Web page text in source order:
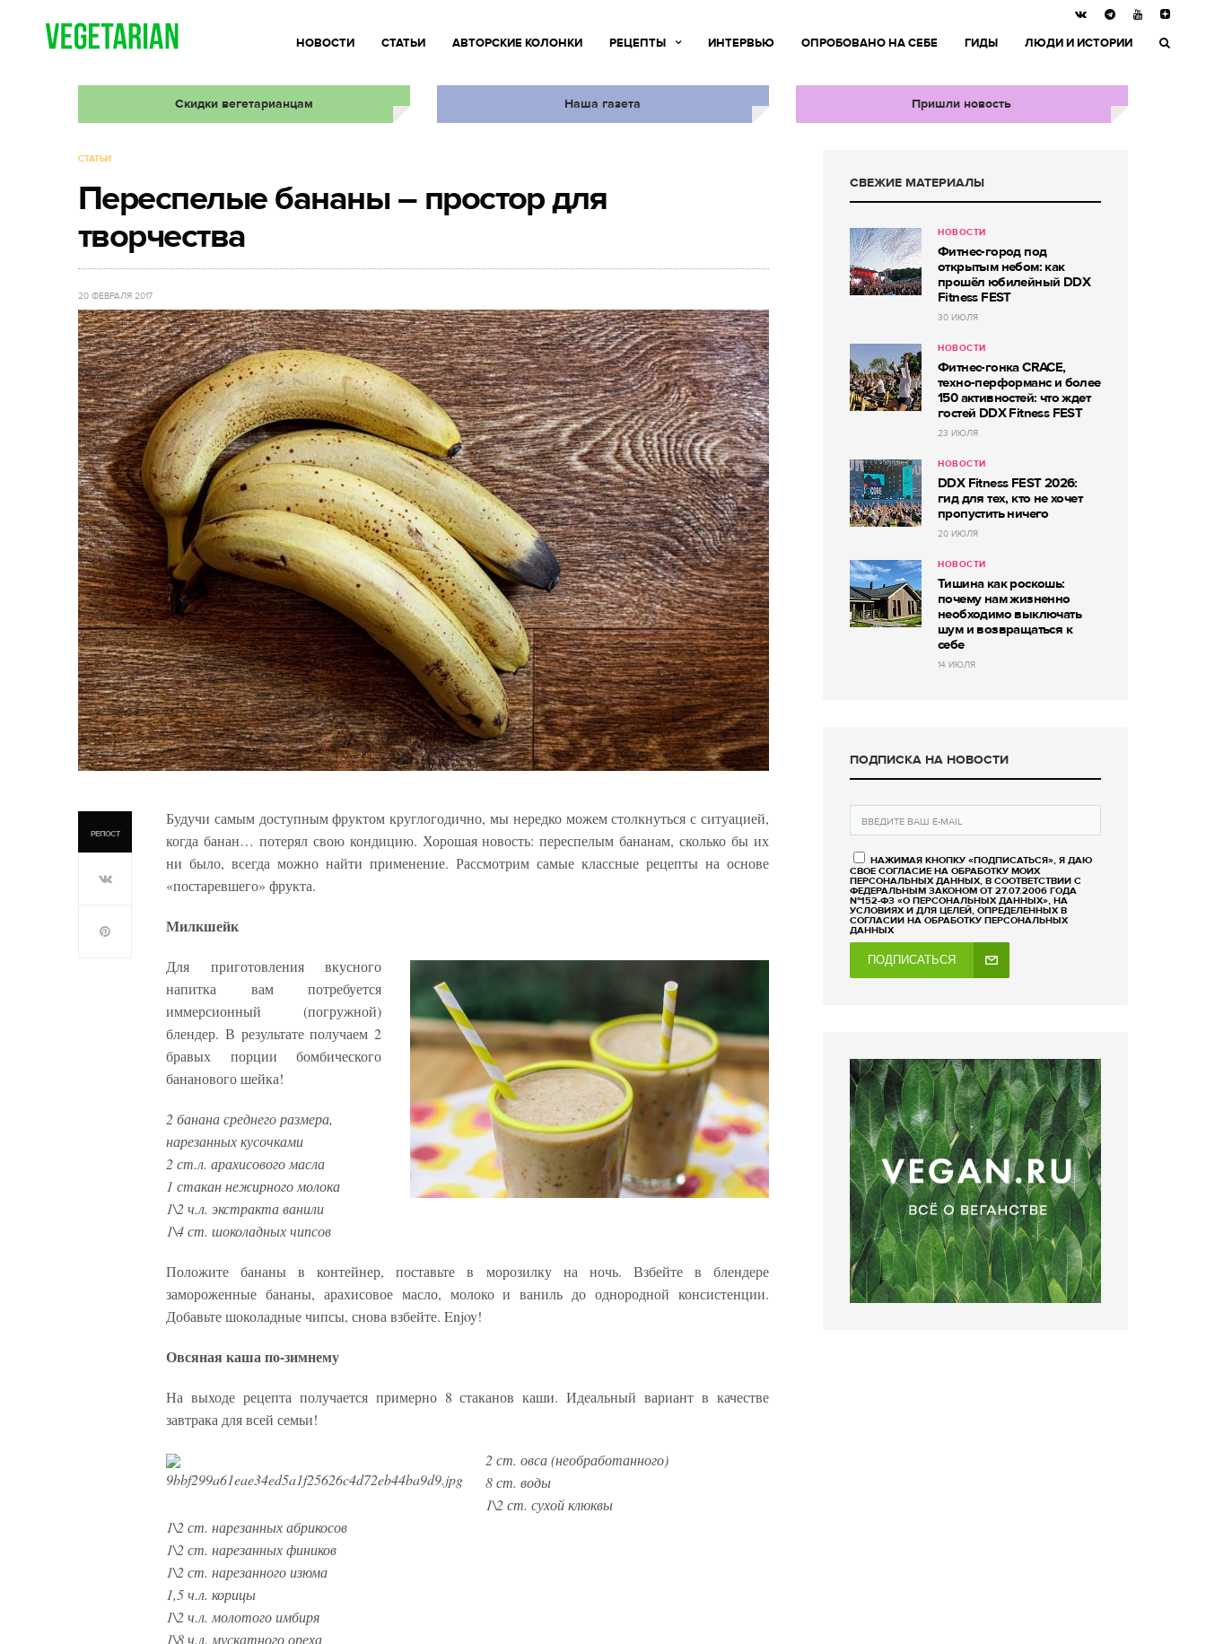
НОВОСТИ СТАТЬИ АВТОРСКИЕ КОЛОНКИ РЕЦЕПТЫ ИНТЕРВЬЮ ОПРОБОВАНО НА СЕБЕ ГИДЫ ЛЮДИ И ИСТОРИИ
Скидки вегетарианцам Наша газета Пришли новость
СТАТЬИ
Переспелые бананы – простор для
творчества
20 ФЕВРАЛЯ 2017
РЕПОСТ
Будучи самым доступным фруктом круглогодично, мы нередко можем столкнуться с ситуацией,
когда банан… потерял свою кондицию. Хорошая новость: переспелым бананам, сколько бы их
ни было, всегда можно найти применение. Рассмотрим самые классные рецепты на основе
«постаревшего» фрукта.
Милкшейк
Для приготовления вкусного
напитка вам потребуется
иммерсионный (погружной)
блендер. В результате получаем 2
бравых порции бомбического
бананового шейка!
2 банана среднего размера,
нарезанных кусочками
2 ст.л. арахисового масла
1 стакан нежирного молока
1\2 ч.л. экстракта ванили
1\4 ст. шоколадных чипсов
Положите бананы в контейнер, поставьте в морозилку на ночь. Взбейте в блендере
замороженные бананы, арахисовое масло, молоко и ваниль до однородной консистенции.
Добавьте шоколадные чипсы, снова взбейте. Enjoy!
Овсяная каша по-зимнему
На выходе рецепта получается примерно 8 стаканов каши. Идеальный вариант в качестве
завтрака для всей семьи!
2 ст. овса (необработанного)
8 ст. воды
1\2 ст. сухой клюквы
1\2 ст. нарезанных абрикосов
1\2 ст. нарезанных фиников
1\2 ст. нарезанного изюма
1,5 ч.л. корицы
1\2 ч.л. молотого имбиря
1\8 ч.л. мускатного ореха
СВЕЖИЕ МАТЕРИАЛЫ
НОВОСТИ
Фитнес-город под
открытым небом: как
прошёл юбилейный DDX
Fitness FEST
30 ИЮЛЯ
НОВОСТИ
Фитнес-гонка CRACE,
техно-перформанс и более
150 активностей: что ждет
гостей DDX Fitness FEST
23 ИЮЛЯ
НОВОСТИ
DDX Fitness FEST 2026:
гид для тех, кто не хочет
пропустить ничего
20 ИЮЛЯ
НОВОСТИ
Тишина как роскошь:
почему нам жизненно
необходимо выключать
шум и возвращаться к
себе
14 ИЮЛЯ
ПОДПИСКА НА НОВОСТИ
НАЖИМАЯ КНОПКУ «ПОДПИСАТЬСЯ», Я ДАЮ
СВОЕ СОГЛАСИЕ НА ОБРАБОТКУ МОИХ
ПЕРСОНАЛЬНЫХ ДАННЫХ, В СООТВЕТСТВИИ С
ФЕДЕРАЛЬНЫМ ЗАКОНОМ ОТ 27.07.2006 ГОДА
№152-ФЗ «О ПЕРСОНАЛЬНЫХ ДАННЫХ», НА
УСЛОВИЯХ И ДЛЯ ЦЕЛЕЙ, ОПРЕДЕЛЕННЫХ В
СОГЛАСИИ НА ОБРАБОТКУ ПЕРСОНАЛЬНЫХ
ДАННЫХ
ПОДПИСАТЬСЯ